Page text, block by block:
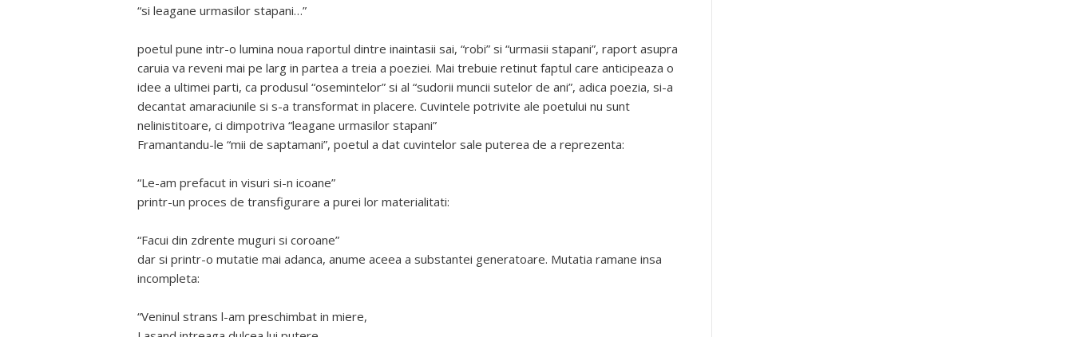
“si leagane urmasilor stapani…”
poetul pune intr-o lumina noua raportul dintre inaintasii sai, “robi” si “urmasii stapani”, raport asupra
caruia va reveni mai pe larg in partea a treia a poeziei. Mai trebuie retinut faptul care anticipeaza o
idee a ultimei parti, ca produsul “osemintelor” si al “sudorii muncii sutelor de ani”, adica poezia, si-a
decantat amaraciunile si s-a transformat in placere. Cuvintele potrivite ale poetului nu sunt
nelinistitoare, ci dimpotriva “leagane urmasilor stapani”
Framantandu-le “mii de saptamani”, poetul a dat cuvintelor sale puterea de a reprezenta:
“Le-am prefacut in visuri si-n icoane”
printr-un proces de transfigurare a purei lor materialitati:
“Facui din zdrente muguri si coroane”
dar si printr-o mutatie mai adanca, anume aceea a substantei generatoare. Mutatia ramane insa
incompleta:
“Veninul strans l-am preschimbat in miere,